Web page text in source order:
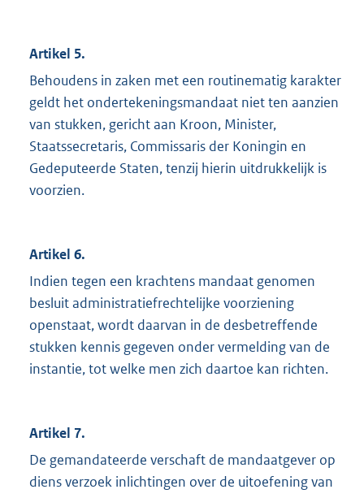
Artikel 5.
Behoudens in zaken met een routinematig karakter
geldt het ondertekeningsmandaat niet ten aanzien
van stukken, gericht aan Kroon, Minister,
Staatssecretaris, Commissaris der Koningin en
Gedeputeerde Staten, tenzij hierin uitdrukkelijk is
voorzien.
Artikel 6.
Indien tegen een krachtens mandaat genomen
besluit administratiefrechtelijke voorziening
openstaat, wordt daarvan in de desbetreffende
stukken kennis gegeven onder vermelding van de
instantie, tot welke men zich daartoe kan richten.
Artikel 7.
De gemandateerde verschaft de mandaatgever op
diens verzoek inlichtingen over de uitoefening van